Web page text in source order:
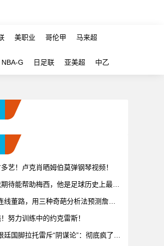
美职业 哥伦甲 马来超
NBA-G 日足联 亚美超 中乙
艺！卢克肖晒姆伯莫弹钢琴视频！
待能帮助梅西，他是足球历史上最伟
线董路，用三种奇葩分析法预测詹姆
努力训练中的约克雷斯！
廷国脚拉托雷斥“阴谋论”：彻底疯了，